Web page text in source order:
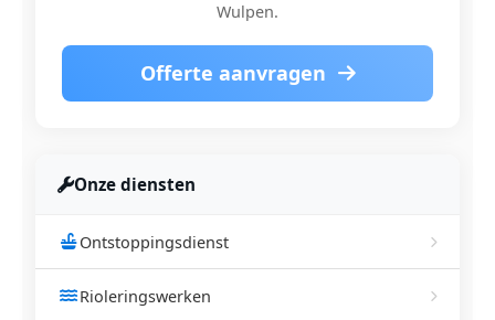
Wulpen.
Offerte aanvragen
Onze diensten
Ontstoppingsdienst
Rioleringswerken